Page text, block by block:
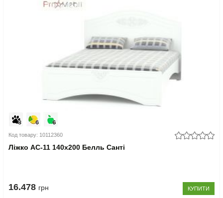
Код товару: 10112360
Ліжко АС-11 140x200 Белль Санті
16.478 грн КУПИТИ